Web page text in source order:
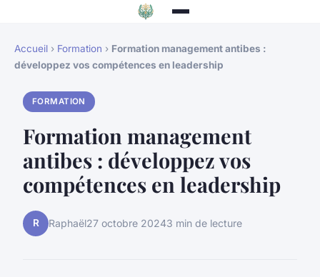
Accueil › Formation › Formation management antibes :
développez vos compétences en leadership
FORMATION
Formation management
antibes : développez vos
compétences en leadership
R Raphaël27 octobre 20243 min de lecture